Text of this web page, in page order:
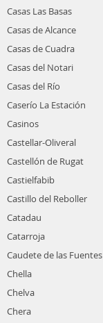
Casas Las Basas
Casas de Alcance
Casas de Cuadra
Casas del Notari
Casas del Río
Caserío La Estación
Casinos
Castellar-Oliveral
Castellón de Rugat
Castielfabib
Castillo del Reboller
Catadau
Catarroja
Caudete de las Fuentes
Chella
Chelva
Chera